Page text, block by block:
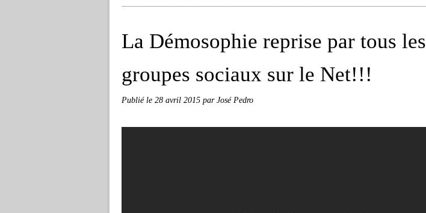
La Démosophie reprise par tous les
groupes sociaux sur le Net!!!
Publié le 28 avril 2015 par José Pedro